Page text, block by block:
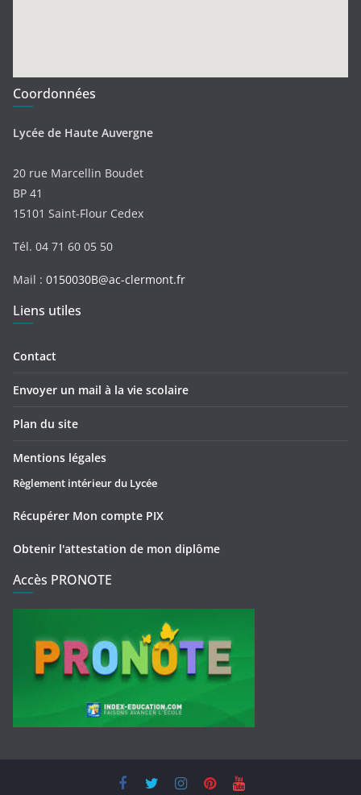
Coordonnées
Lycée de Haute Auvergne
20 rue Marcellin Boudet
BP 41
15101 Saint-Flour Cedex
Tél. 04 71 60 05 50
Mail : 0150030B@ac-clermont.fr
Liens utiles
Contact
Envoyer un mail à la vie scolaire
Plan du site
Mentions légales
Règlement intérieur du Lycée
Récupérer Mon compte PIX
Obtenir l'attestation de mon diplôme
Accès PRONOTE